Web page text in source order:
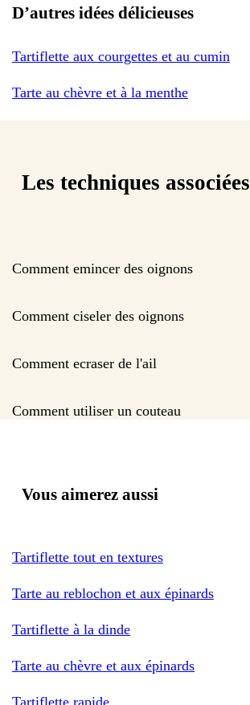
D’autres idées délicieuses
Tartiflette aux courgettes et au cumin
Tarte au chèvre et à la menthe
Les techniques associées
Comment emincer des oignons
Comment ciseler des oignons
Comment ecraser de l'ail
Comment utiliser un couteau
Vous aimerez aussi
Tartiflette tout en textures
Tarte au reblochon et aux épinards
Tartiflette à la dinde
Tarte au chèvre et aux épinards
Tartiflette rapide